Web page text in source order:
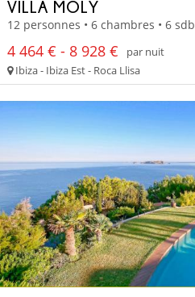
VILLA MOLY
12 personnes • 6 chambres • 6 sdb
4 464 € - 8 928 €
par nuit
Ibiza - Ibiza Est - Roca Llisa